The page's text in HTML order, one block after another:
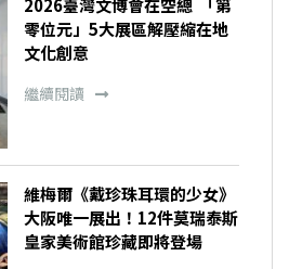
2026臺灣文博會在空總 「第
零位元」5大展區解壓縮在地
文化創意
繼續閱讀
維梅爾《戴珍珠耳環的少女》
大阪唯一展出！12件莫瑞泰斯
皇家美術館珍藏即將登場